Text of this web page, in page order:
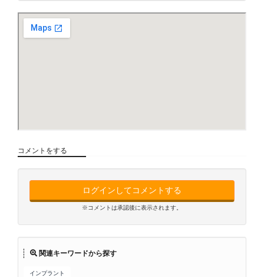
コメントをする
ログインしてコメントする
※コメントは承認後に表示されます。
関連キーワードから探す
インプラント